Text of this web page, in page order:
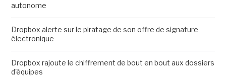
autonome
Dropbox alerte sur le piratage de son offre de signature
électronique
Dropbox rajoute le chiffrement de bout en bout aux dossiers
d'équipes